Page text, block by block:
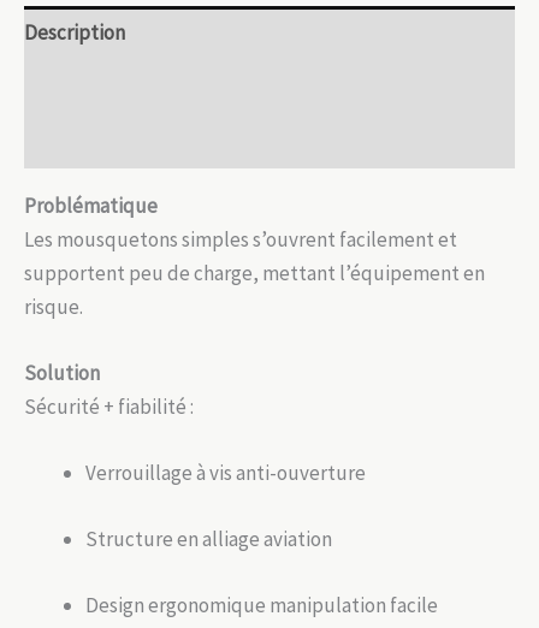
aluminium
léger
Description
Problématique
Les mousquetons simples s’ouvrent facilement et
supportent peu de charge, mettant l’équipement en
risque.
Solution
Sécurité + fiabilité :
Verrouillage à vis anti-ouverture
Structure en alliage aviation
Design ergonomique manipulation facile